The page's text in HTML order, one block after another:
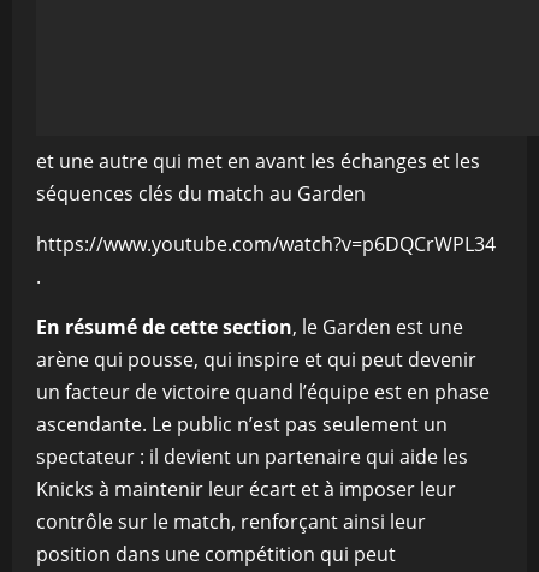
et une autre qui met en avant les échanges et les
séquences clés du match au Garden
https://www.youtube.com/watch?v=p6DQCrWPL34
.
En résumé de cette section, le Garden est une
arène qui pousse, qui inspire et qui peut devenir
un facteur de victoire quand l’équipe est en phase
ascendante. Le public n’est pas seulement un
spectateur : il devient un partenaire qui aide les
Knicks à maintenir leur écart et à imposer leur
contrôle sur le match, renforçant ainsi leur
position dans une compétition qui peut